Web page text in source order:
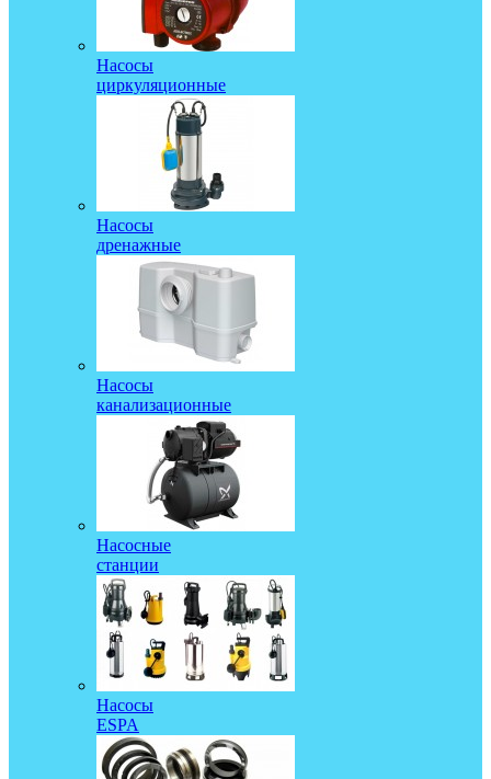
Насосы
циркуляционные
Насосы
дренажные
Насосы
канализационные
Насосные
станции
Насосы
ESPA